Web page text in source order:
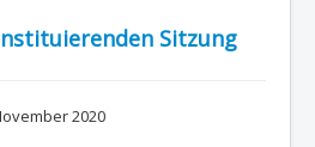
Sitzung
2020